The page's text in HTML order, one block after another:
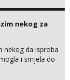
i atraktivna
nekog za
nekog da isproba
i smjela do